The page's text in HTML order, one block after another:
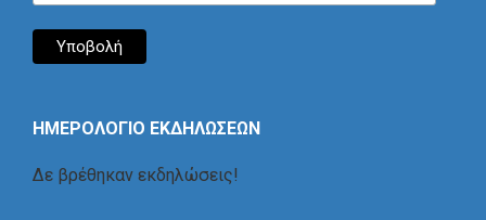
ΗΜΕΡΟΛΟΓΙΟ ΕΚΔΗΛΩΣΕΩΝ
Δε βρέθηκαν εκδηλώσεις!